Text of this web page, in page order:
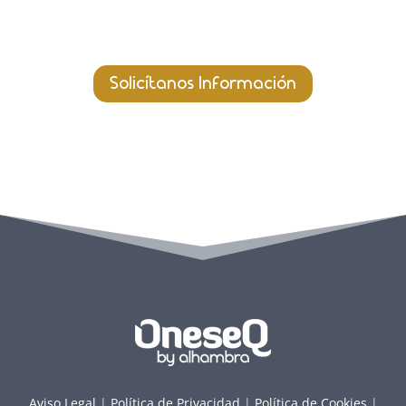
Solicítanos Información